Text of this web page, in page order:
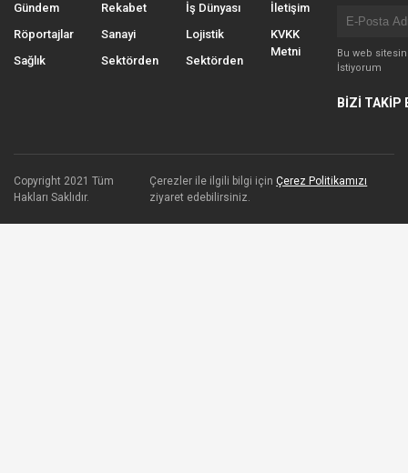
Gündem
Röportajlar
Sağlık
Rekabet
Sanayi
Sektörden
İş Dünyası
Lojistik
Sektörden
İletişim
KVKK
Metni
Bu web
İstiyorum
BİZİ TAKİP
Copyright 2021 Tüm
Hakları Saklıdır.
Çerezler ile ilgili bilgi içinÇerez Politikamızı
ziyaret edebilirsiniz.